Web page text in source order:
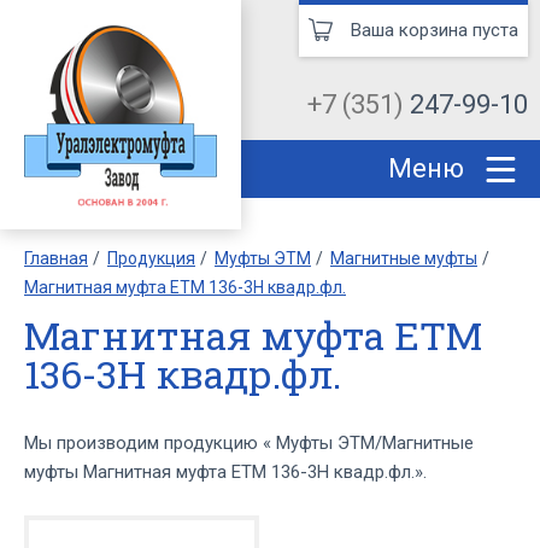
+7 (351) 247-99-10
Ваша корзина пуста
Меню
Главная Продукция Муфты ЭТМ
Магнитные муфты
Магнитная муфта ЕТМ 136-3Н квадр.фл.
Магнитная муфта ЕТМ
136-3Н квадр.фл.
Мы производим продукцию « Муфты ЭТМ/Магнитные
муфты Магнитная муфта ЕТМ 136-3Н квадр.фл.».